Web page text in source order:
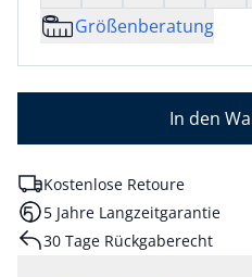
Größenberatung
In den
Kostenlose Retoure
5 Jahre Langzeitgarantie
30 Tage Rückgaberecht